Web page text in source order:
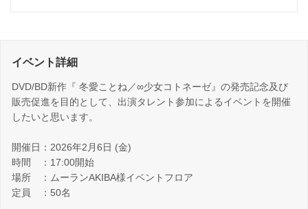
イベント詳細
DVD/BD新作『 冬愛ことね／∞少女コトネーゼ』の発売記念及び
販売促進を目的として、出演タレント参加によるイベントを開催
したいと思います。
開催日：2026年2月6日 (金)
時間 ：17:00開始
場所 ：ムーランAKIBA様イベントフロア
定員 ：50名